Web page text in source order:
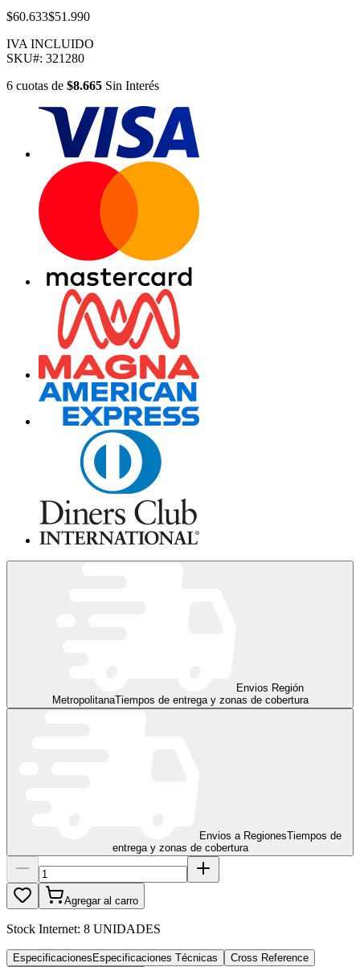
$60.633$51.990
IVA INCLUIDO
SKU#: 321280
6 cuotas de $8.665 Sin Interés
Envios Región
MetropolitanaTiempos de entrega y zonas de cobertura
Envios a RegionesTiempos de
entrega y zonas de cobertura
Agregar al carro
Stock Internet: 8 UNIDADES
Especificaciones Especificaciones Técnicas
Cross Reference